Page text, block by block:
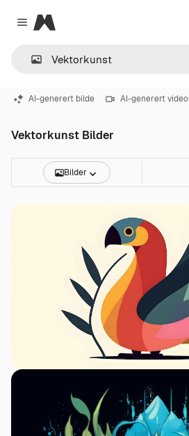
Close menu
Magnific
AI-generert bilde AI-generert video
Vektorkunst Bilder
Bilder